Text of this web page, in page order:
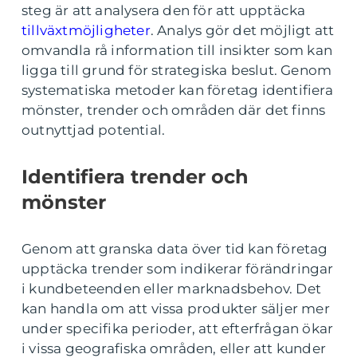
steg är att analysera den för att upptäcka
tillväxtmöjligheter. Analys gör det möjligt att
omvandla rå information till insikter som kan
ligga till grund för strategiska beslut. Genom
systematiska metoder kan företag identifiera
mönster, trender och områden där det finns
outnyttjad potential.
Identifiera trender och
mönster
Genom att granska data över tid kan företag
upptäcka trender som indikerar förändringar
i kundbeteenden eller marknadsbehov. Det
kan handla om att vissa produkter säljer mer
under specifika perioder, att efterfrågan ökar
i vissa geografiska områden, eller att kunder